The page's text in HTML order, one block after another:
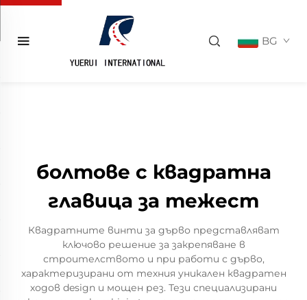
BG
болтове с квадратна
главица за тежест
Квадратните винти за дърво представляват
ключово решение за закрепяване в
строителството и при работи с дърво,
характеризирани от техния уникален квадратен
ходов design и мощен рез. Тези специализирани